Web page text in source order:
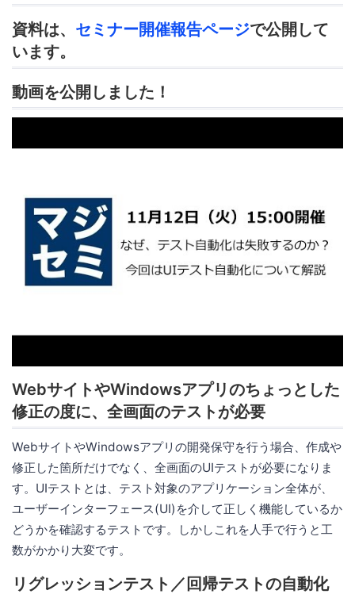
資料は、 セミナー開催報告ページで公開して
います。
動画を公開しました！
WebサイトやWindowsアプリのちょっとした
修正の度に、全画面のテストが必要
WebサイトやWindowsアプリの開発保守を行う場合、作成や
修正した箇所だけでなく、全画面のUIテストが必要になりま
す。UIテストとは、テスト対象のアプリケーション全体が、
ユーザーインターフェース(UI)を介して正しく機能しているか
どうかを確認するテストです。しかしこれを人手で行うと工
数がかかり大変です。
リグレッションテスト／回帰テストの自動化